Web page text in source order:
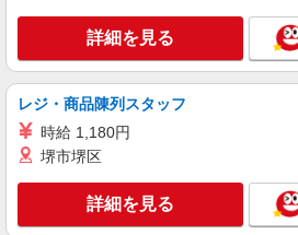
詳細を見る
レジ・商品陳列スタッフ
時給 1,180円
堺市堺区
詳細を見る